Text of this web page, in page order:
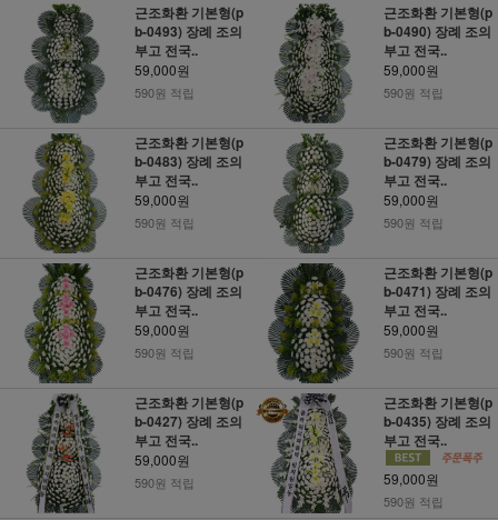
근조화환 기본형(p
b-0493) 장례 조의
부고 전국..
59,000원
590원 적립
근조화환 기본형(p
b-0490) 장례 조의
부고 전국..
59,000원
590원 적립
근조화환 기본형(p
b-0483) 장례 조의
부고 전국..
59,000원
590원 적립
근조화환 기본형(p
b-0479) 장례 조의
부고 전국..
59,000원
590원 적립
근조화환 기본형(p
b-0476) 장례 조의
부고 전국..
59,000원
590원 적립
근조화환 기본형(p
b-0471) 장례 조의
부고 전국..
59,000원
590원 적립
근조화환 기본형(p
b-0427) 장례 조의
부고 전국..
59,000원
590원 적립
근조화환 기본형(p
b-0435) 장례 조의
부고 전국..
59,000원
590원 적립